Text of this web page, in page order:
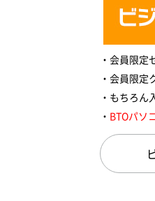
会員限定
会員限定
もちろん
BTOパソ